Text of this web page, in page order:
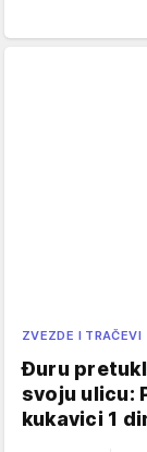
ZVEZDE I TRAČEVI
Đuru
svoju ulicu:
kukavici 1